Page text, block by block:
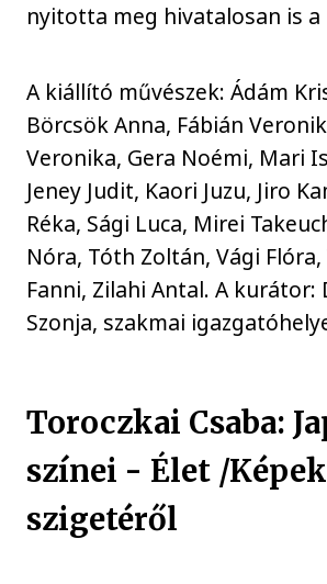
nyitotta meg hivatalosan is
A kiállító művészek: Ádám
Börcsök Anna, Fábián
Veronika, Gera Noémi, Mari
Jeney Judit, Kaori Juzu, Jiro
Réka, Sági Luca, Mirei
Nóra, Tóth Zoltán, Vági
Fanni, Zilahi Antal. A kurátor:
Szonja, szakmai
Toroczkai Csaba:
színei - Élet /
szigetéről